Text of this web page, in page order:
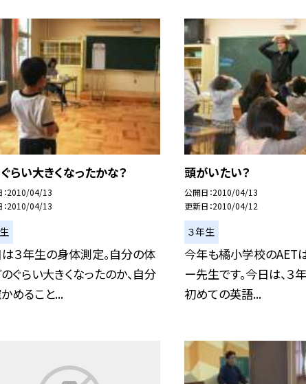
らい大きくなったかな？
2010/04/13
2010/04/13
３年生の身体測定。自分の体
ぐらい大きくなったのか、自分
めること...
頭がいたい？
公開日 2010/04/13
更新日 2010/04/12
３年生
今年も橘小学校のAET
ー先生です。今日は、３
初めての英語...